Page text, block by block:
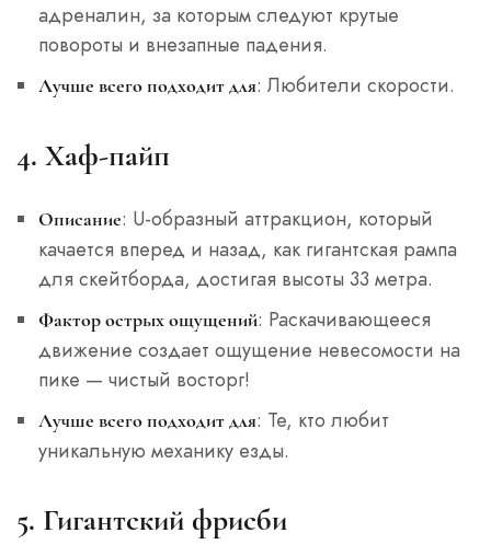
адреналин, за которым следуют крутые
повороты и внезапные падения.
Лучше всего подходит для: Любители скорости.
4. Хаф-пайп
Описание: U-образный аттракцион, который
качается вперед и назад, как гигантская рампа
для скейтборда, достигая высоты 33 метра.
Фактор острых ощущений: Раскачивающееся
движение создает ощущение невесомости на
пике — чистый восторг!
Лучше всего подходит для: Те, кто любит
уникальную механику езды.
5. Гигантский фрисби